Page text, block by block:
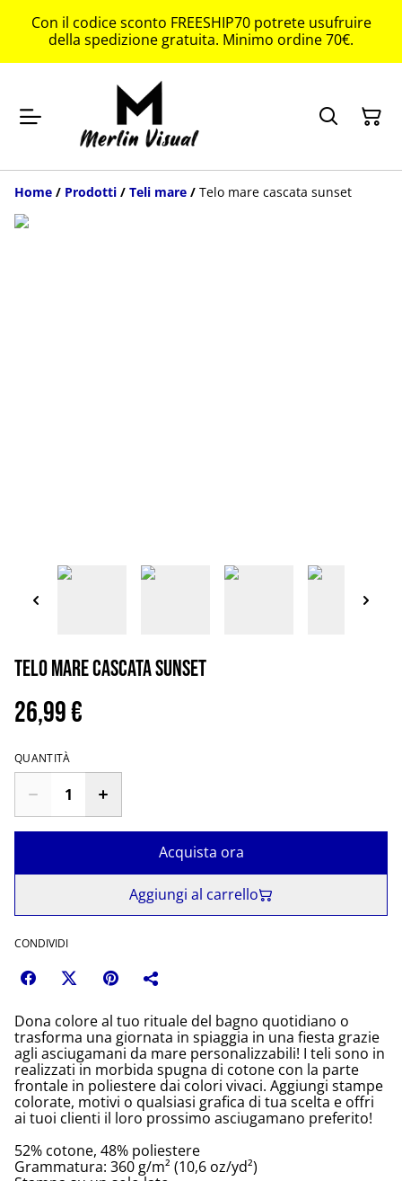
Con il codice sconto FREESHIP70 potrete usufruire
della spedizione gratuita. Minimo ordine 70€.
Home / Prodotti / Teli mare / Telo mare cascata sunset
Telo mare cascata sunset
26,99 €
QUANTITÀ
Acquista ora
Aggiungi al carrello
CONDIVIDI
Dona colore al tuo rituale del bagno quotidiano o
trasforma una giornata in spiaggia in una fiesta grazie
agli asciugamani da mare personalizzabili! I teli sono in
realizzati in morbida spugna di cotone con la parte
frontale in poliestere dai colori vivaci. Aggiungi stampe
colorate, motivi o qualsiasi grafica di tua scelta e offri
ai tuoi clienti il loro prossimo asciugamano preferito!
52% cotone, 48% poliestere
Grammatura: 360 g/m² (10,6 oz/yd²)